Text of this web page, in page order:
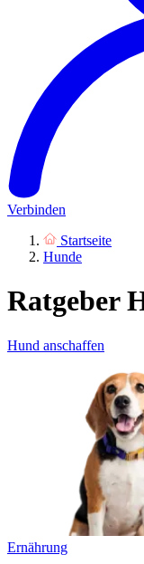
Verbinden
Startseite
Hunde
Ratgeber
Hund anschaffen
Ernährung